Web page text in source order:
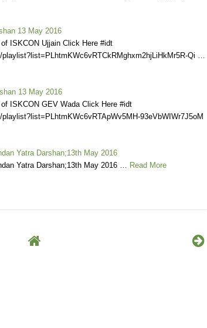
13 May 2016
ISKCON Ujjain Click Here #idt
playlist?list=PLhtmKWc6vRTCkRMghxm2hjLiHkMr5R-Qi …
13 May 2016
ISKCON GEV Wada Click Here #idt
93eVbWIWr7J5oM
Yatra Darshan;13th May 2016
Yatra Darshan;13th May 2016 … Read More